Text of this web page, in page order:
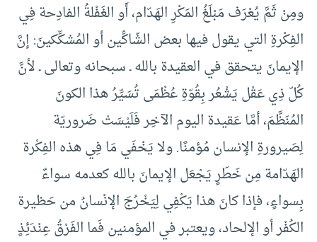
ومِنْ ثَمَّ يُعْرَف مَبْلَغُ المَكْرِ الهَدّام، أَو الغَفْلةُ الفادِحة فِي
الفِكْرةِ التي يقول فيها بعض الشّاكِّين أو المُشكِّكينَ: إنَّ
الإيمانَ يتحقق في العقيدة بالله ـ سبحانه وتعالى ـ لأنَّ
كُلّ ذِي عَقْل يَشْعُر بِقُوّةِ عُظْمَى تُسَيِّرُ هذا الكونَ
المُنَظَّمَ، أمَّا عَقيدة اليوم الآخِر فَلَيْسَتْ ضَروريّة
لِصَيرورةِ الإنسان مُؤمنًا. ولا يَخْفَي مَا فِي هذه الفِكْرة
الهَدّامة مِن خَطَرٍ يَجْعَل الإيمانَ بالله كعدمه سواءٌ
بِسواءٍ، فإذا كانَ هذا يَكْفِي لِيَخْرُجَ الإنْسانُ من حَظيرة
الكُفْر أو الإلحاد، ويعتبر في المؤمنين فَما الفَرْقُ عِنْدَئِذٍ